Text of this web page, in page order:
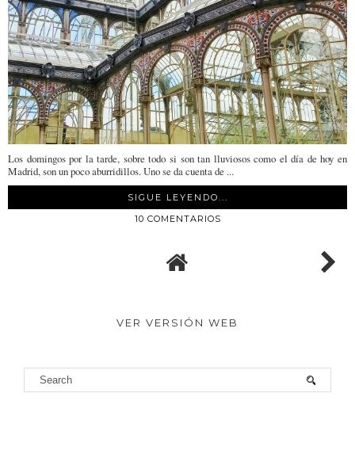
Los domingos por la tarde, sobre todo si son tan lluviosos como el día de hoy en
Madrid, son un poco aburridillos. Uno se da cuenta de ...
SIGUE LEYENDO...
10 COMENTARIOS
VER VERSIÓN WEB